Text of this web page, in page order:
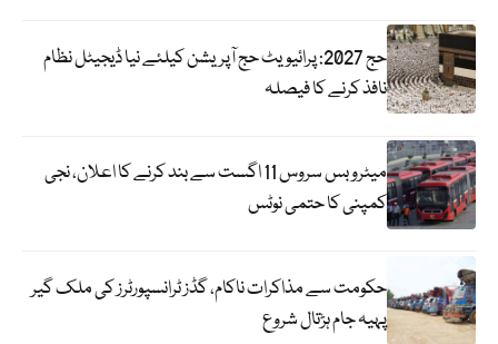
حج 2027: پرائیویٹ حج آپریشن کیلئے نیا ڈیجیٹل نظام
نافذ کرنے کا فیصلہ
میٹرو بس سروس 11 اگست سے بند کرنے کا اعلان، نجی
کمپنی کا حتمی نوٹس
حکومت سے مذاکرات ناکام، گڈز ٹرانسپورٹرز کی ملک گیر
پہیہ جام ہڑتال شروع